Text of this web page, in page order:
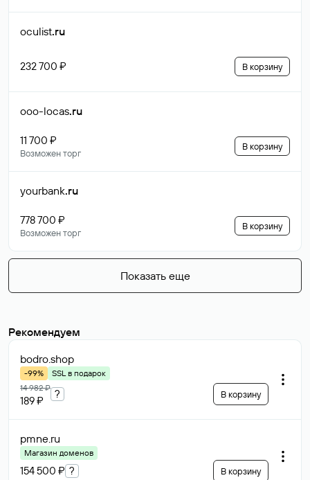
oculist.ru
232 700 ₽ В корзину
ooo-locas.ru
11 700 ₽
Возможен торг
В корзину
yourbank.ru
778 700 ₽
Возможен торг
В корзину
Показать еще
Рекомендуем
bodro.shop
-99%
SSL в подарок
14 982 ₽
189 ₽
? В корзину
pmne.ru
Магазин доменов
154 500 ₽ ? В корзину